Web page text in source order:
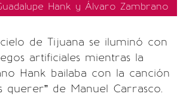
Hank y Álvaro Zambrano
de Tijuana se iluminó con
artificiales mientras la
Hank bailaba con la canción
querer” de Manuel Carrasco.